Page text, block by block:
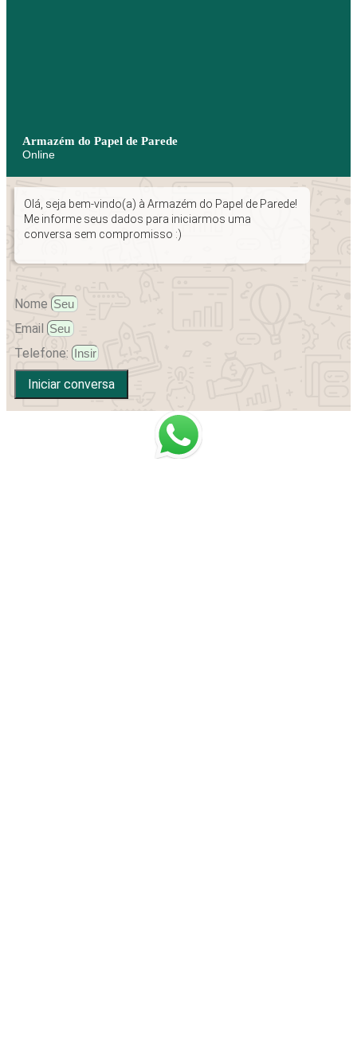
Armazém do Papel de Parede
Online
Olá, seja bem-vindo(a) à Armazém do Papel de Parede!
Me informe seus dados para iniciarmos uma
conversa sem compromisso :)
Nome
Email
Telefone:
Iniciar conversa